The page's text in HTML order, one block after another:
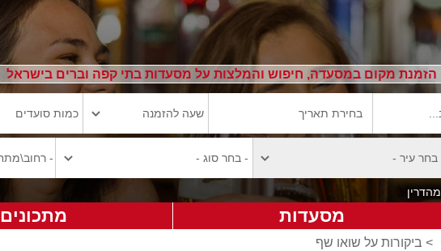
הזמנת מקום במסעדה, חיפוש והמלצות על מסעדות בתי קפה וברים בישראל
מהדרין
מסעדות מתכונים
> ביקורות על שואו שף